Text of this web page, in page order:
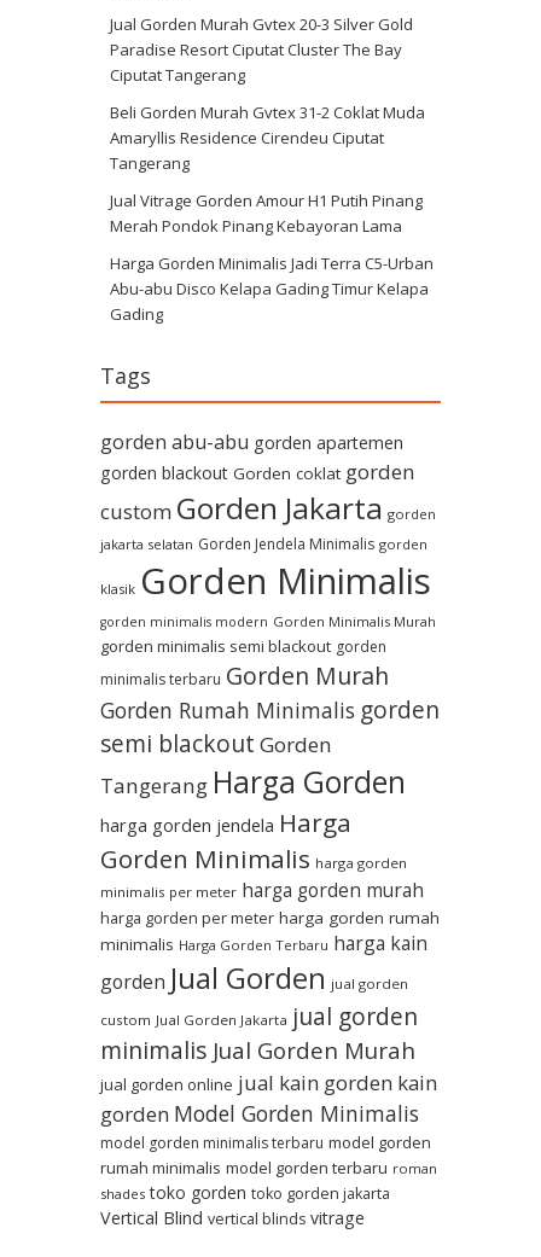
Jual Gorden Murah Gvtex 20-3 Silver Gold
Paradise Resort Ciputat Cluster The Bay
Ciputat Tangerang
Beli Gorden Murah Gvtex 31-2 Coklat Muda
Amaryllis Residence Cirendeu Ciputat
Tangerang
Jual Vitrage Gorden Amour H1 Putih Pinang
Merah Pondok Pinang Kebayoran Lama
Harga Gorden Minimalis Jadi Terra C5-Urban
Abu-abu Disco Kelapa Gading Timur Kelapa
Gading
Tags
gorden abu-abu gorden apartemen
gorden blackout Gorden coklat gorden
custom Gorden Jakarta gorden
jakarta selatan Gorden Jendela Minimalis gorden
klasik Gorden Minimalis
gorden minimalis modern Gorden Minimalis Murah
gorden minimalis semi blackout gorden
minimalis terbaru Gorden Murah
Gorden Rumah Minimalis gorden
semi blackout Gorden
Tangerang Harga Gorden
harga gorden jendela Harga
Gorden Minimalis harga gorden
minimalis per meter harga gorden murah
harga gorden per meter harga gorden rumah
minimalis Harga Gorden Terbaru harga kain
gorden Jual Gorden jual gorden
custom Jual Gorden Jakarta jual gorden
minimalis Jual Gorden Murah
jual gorden online jual kain gorden kain
gorden Model Gorden Minimalis
model gorden minimalis terbaru model gorden
rumah minimalis model gorden terbaru roman
shades toko gorden toko gorden jakarta
Vertical Blind vertical blinds vitrage